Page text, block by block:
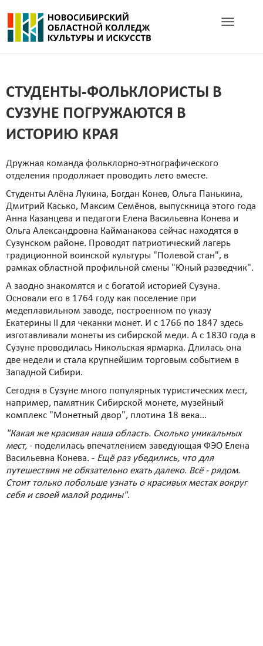
Toggle
СТУДЕНТЫ-ФОЛЬКЛОРИСТЫ В
СУЗУНЕ ПОГРУЖАЮТСЯ В
ИСТОРИЮ КРАЯ
Дружная команда фольклорно-этнографического
отделения продолжает проводить лето вместе.
Студенты Алёна Лукина, Богдан Конев, Ольга Панькина,
Дмитрий Касько, Максим Семёнов, выпускница этого года
Анна Казанцева и педагоги Елена Васильевна Конева и
Ольга Александровна Кайманакова сейчас находятся в
Сузунском районе. Проводят патриотический лагерь
традиционной воинской культуры "Полевой стан", в
рамках областной профильной смены "Юный разведчик".
А заодно знакомятся и с богатой историей Сузуна.
Основали его в 1764 году как поселение при
медеплавильном заводе, построенном по указу
Екатерины II для чеканки монет. И с 1766 по 1847 здесь
изготавливали монеты из сибирской меди. А с 1830 года в
Сузуне проводилась Никольская ярмарка. Длилась она
две недели и стала крупнейшим торговым событием в
Западной Сибири.
Сегодня в Сузуне много популярных туристических мест,
например, памятник Сибирской монете, музейный
комплекс "Монетный двор", плотина 18 века...
"Какая же красивая наша область. Сколько уникальных
мест, - поделилась впечатлением заведующая ФЭО Елена
Васильевна Конева. - Ещё раз убедились, что для
путешествия не обязательно ехать далеко. Всё - рядом.
Стоит только побольше узнать о красивых местах вокруг
себя и своей малой родины".